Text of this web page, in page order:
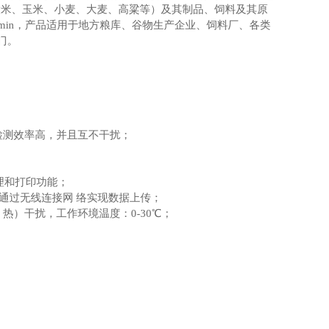
、玉米、小麦、大麦、高粱等）及其制品、饲料及其原
，产品适用于地方粮库、谷物生产企业、饲料厂、各类
。
效率高，并且互不干扰；
打印功能；
过无线连接网 络实现数据上传；
）干扰，工作环境温度：0-30℃；